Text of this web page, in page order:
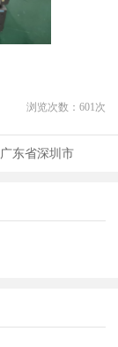
浏览次数： 601次
广东省深圳市